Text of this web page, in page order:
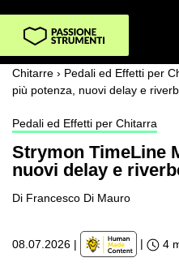
Chitarre › Pedali ed Effetti per
più potenza, nuovi delay e
Pedali ed Effetti per Chitarra
Strymon TimeLine
nuovi delay e
Di Francesco Di Mauro
08.07.2026 | | 4